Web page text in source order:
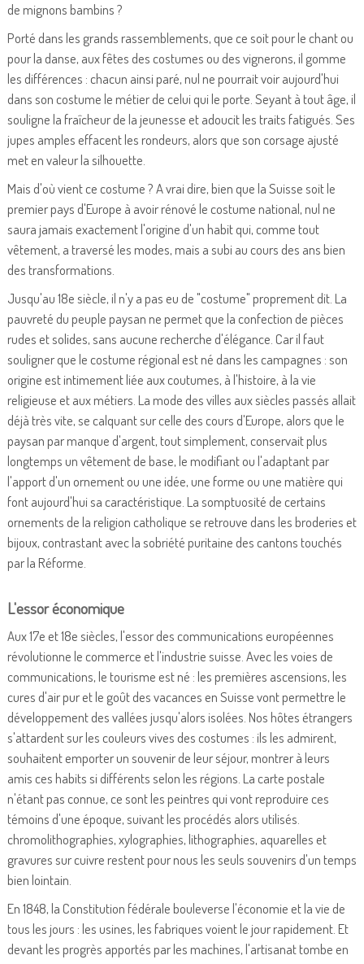
de mignons bambins ?
Porté dans les grands rassemblements, que ce soit pour le chant ou
pour la danse, aux fêtes des costumes ou des vignerons, il gomme
les différences : chacun ainsi paré, nul ne pourrait voir aujourd'hui
dans son costume le métier de celui qui le porte. Seyant à tout âge, il
souligne la fraîcheur de la jeunesse et adoucit les traits fatigués. Ses
jupes amples effacent les rondeurs, alors que son corsage ajusté
met en valeur la silhouette.
Mais d'où vient ce costume ? A vrai dire, bien que la Suisse soit le
premier pays d'Europe à avoir rénové le costume national, nul ne
saura jamais exactement l'origine d'un habit qui, comme tout
vêtement, a traversé les modes, mais a subi au cours des ans bien
des transformations.
Jusqu'au 18e siècle, il n'y a pas eu de "costume" proprement dit. La
pauvreté du peuple paysan ne permet que la confection de pièces
rudes et solides, sans aucune recherche d'élégance. Car il faut
souligner que le costume régional est né dans les campagnes : son
origine est intimement liée aux coutumes, à l'histoire, à la vie
religieuse et aux métiers. La mode des villes aux siècles passés allait
déjà très vite, se calquant sur celle des cours d'Europe, alors que le
paysan par manque d'argent, tout simplement, conservait plus
longtemps un vêtement de base, le modifiant ou l'adaptant par
l'apport d'un ornement ou une idée, une forme ou une matière qui
font aujourd'hui sa caractéristique. La somptuosité de certains
ornements de la religion catholique se retrouve dans les broderies et
bijoux, contrastant avec la sobriété puritaine des cantons touchés
par la Réforme.
L'essor économique
Aux 17e et 18e siècles, l'essor des communications européennes
révolutionne le commerce et l'industrie suisse. Avec les voies de
communications, le tourisme est né : les premières ascensions, les
cures d'air pur et le goût des vacances en Suisse vont permettre le
développement des vallées jusqu'alors isolées. Nos hôtes étrangers
s'attardent sur les couleurs vives des costumes : ils les admirent,
souhaitent emporter un souvenir de leur séjour, montrer à leurs
amis ces habits si différents selon les régions. La carte postale
n'étant pas connue, ce sont les peintres qui vont reproduire ces
témoins d'une époque, suivant les procédés alors utilisés.
chromolithographies, xylographies, lithographies, aquarelles et
gravures sur cuivre restent pour nous les seuls souvenirs d'un temps
bien lointain.
En 1848, la Constitution fédérale bouleverse l'économie et la vie de
tous les jours : les usines, les fabriques voient le jour rapidement. Et
devant les progrès apportés par les machines, l'artisanat tombe en